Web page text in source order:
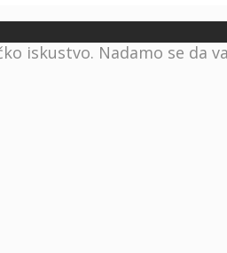
iskustvo. Nadamo se da